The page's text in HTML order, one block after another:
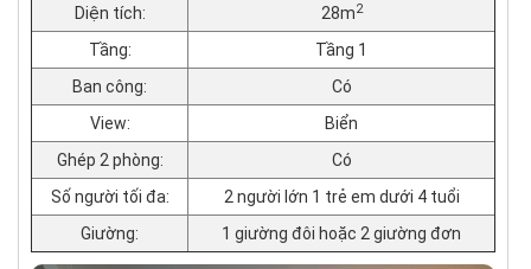
Diện tích:
28m2
Tầng:
Tầng 1
Ban công:
Có
View:
Biển
Ghép 2 phòng:
Có
Số người tối đa:
2 người lớn 1 trẻ em dưới 4 tuổi
Giường:
1 giường đôi hoặc 2 giường đơn